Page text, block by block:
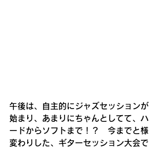
午後は、自主的にジャズセッションが
始まり、あまりにちゃんとしてて、ハ
ードからソフトまで！？　今までと様
変わりした、ギターセッション大会で